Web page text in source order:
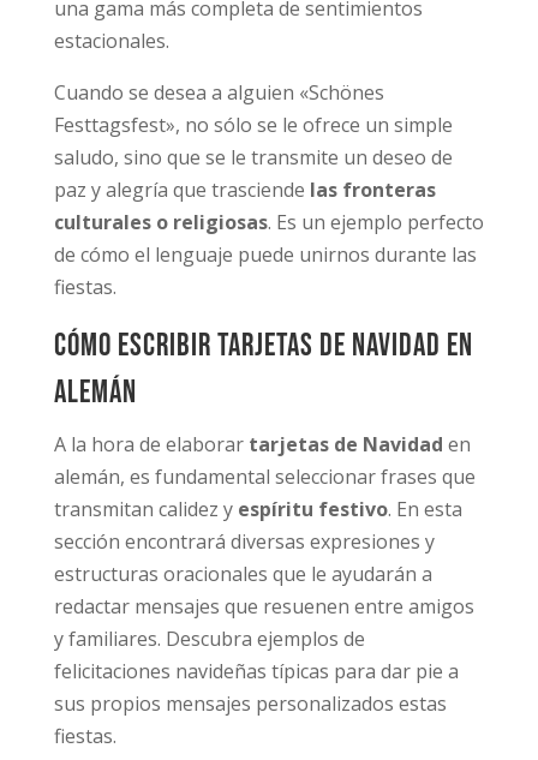
una gama más completa de sentimientos
estacionales.
Cuando se desea a alguien «Schönes
Festtagsfest», no sólo se le ofrece un simple
saludo, sino que se le transmite un deseo de
paz y alegría que trasciende las fronteras
culturales o religiosas. Es un ejemplo perfecto
de cómo el lenguaje puede unirnos durante las
fiestas.
Cómo escribir tarjetas de Navidad en
alemán
A la hora de elaborar tarjetas de Navidad en
alemán, es fundamental seleccionar frases que
transmitan calidez y espíritu festivo. En esta
sección encontrará diversas expresiones y
estructuras oracionales que le ayudarán a
redactar mensajes que resuenen entre amigos
y familiares. Descubra ejemplos de
felicitaciones navideñas típicas para dar pie a
sus propios mensajes personalizados estas
fiestas.